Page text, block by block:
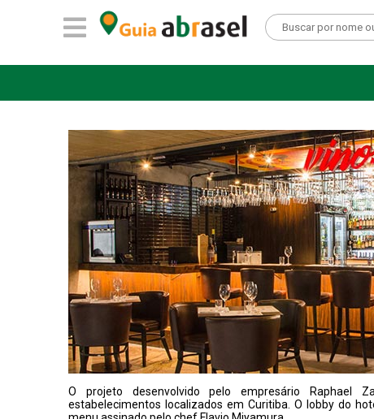
O projeto desenvolvido pelo empresário Raphael
estabelecimentos localizados em Curitiba. O lobby do